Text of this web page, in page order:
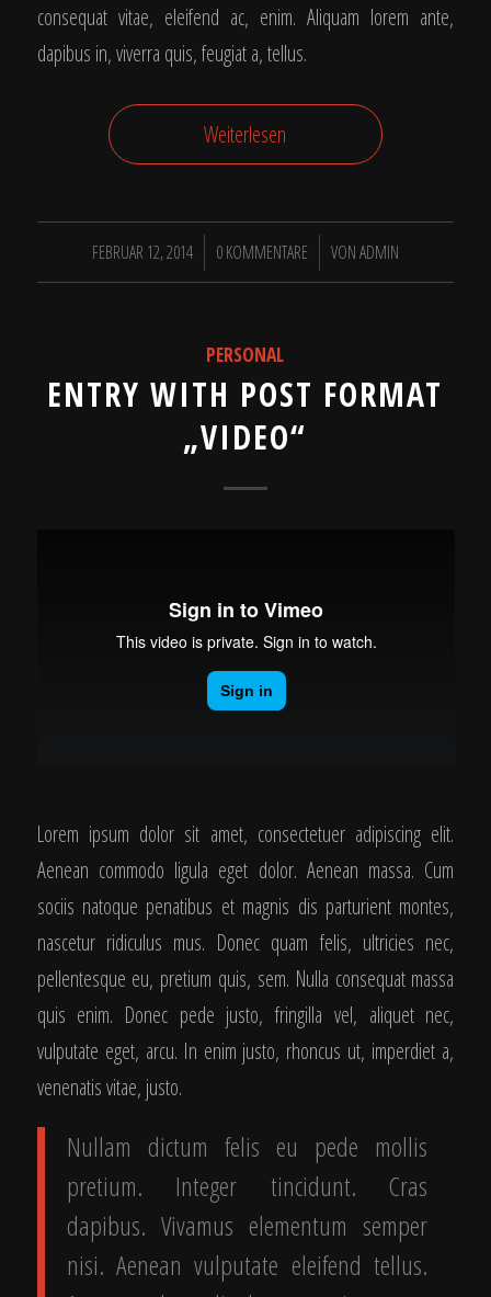
consequat vitae, eleifend ac, enim. Aliquam lorem ante,
dapibus in, viverra quis, feugiat a, tellus.
Weiterlesen
FEBRUAR 12, 2014
/ 0 KOMMENTARE
/ VONADMIN
PERSONAL
ENTRY WITH POST FORMAT
„VIDEO“
Lorem ipsum dolor sit amet, consectetuer adipiscing elit.
Aenean commodo ligula eget dolor. Aenean massa. Cum
sociis natoque penatibus et magnis dis parturient montes,
nascetur ridiculus mus. Donec quam felis, ultricies nec,
pellentesque eu, pretium quis, sem. Nulla consequat massa
quis enim. Donec pede justo, fringilla vel, aliquet nec,
vulputate eget, arcu. In enim justo, rhoncus ut, imperdiet a,
venenatis vitae, justo.
Nullam dictum felis eu pede mollis
pretium. Integer tincidunt. Cras
dapibus. Vivamus elementum semper
nisi. Aenean vulputate eleifend tellus.